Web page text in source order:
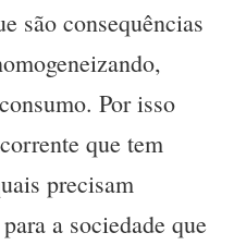
são consequências
Por isso
que tem
precisam
a sociedade que